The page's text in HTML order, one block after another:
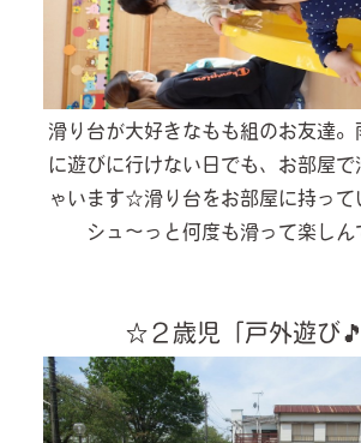
滑り台が大好きなもも組のお友達
に遊びに行けない日でも、お部屋で
ゃいます☆滑り台をお部屋に持って
シュ～っと何度も滑って楽しん
☆２歳児「戸外遊び